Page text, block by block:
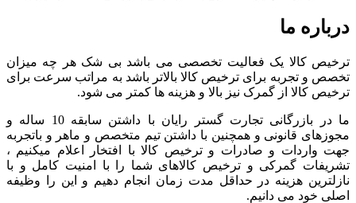
درباره ما
ترخیص کالا یک فعالیت تخصصی می باشد بی شک هر چه میزان
تخصص و تجربه برای ترخیص کالا بالاتر باشد به مراتب سرعت برای
ترخیص کالا از گمرک نیز بالا و هزینه ها کمتر می شود.
ما در بازرگانی تجارت گستر رایان با داشتن سابقه 10 ساله و
مجوزهای قانونی و همچنین با داشتن تیم متخصص و ماهر و باتجربه
جهت واردات و صادرات و ترخیص کالا با افتخار اعلام میکنیم ،
تشریفات گمرکی و ترخیص کالاهای شما را با امنیت کامل و با
نازلترین هزینه در حداقل مدت زمان انجام دهیم و این را وظیفه
اصلی خود می دانیم.